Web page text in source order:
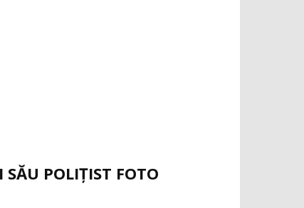
POLIȚIST FOTO